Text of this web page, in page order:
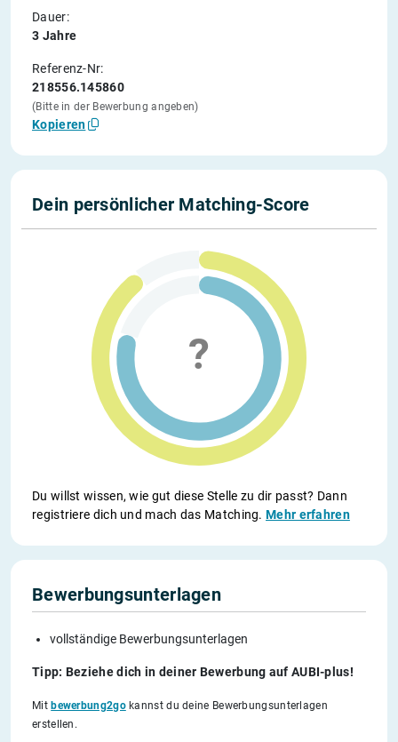
Dauer:
3 Jahre
Referenz-Nr:
218556.145860
(Bitte in der Bewerbung angeben)
Kopieren
Dein persönlicher Matching-Score
Du willst wissen, wie gut diese Stelle zu dir passt? Dann
registriere dich und mach das Matching.Mehr erfahren
Bewerbungsunterlagen
vollständige Bewerbungsunterlagen
Tipp: Beziehe dich in deiner Bewerbung auf AUBI-plus!
Mit bewerbung2gokannst du deine Bewerbungsunterlagen
erstellen.